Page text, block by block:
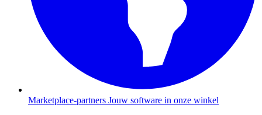
Marketplace-partners Jouw software in onze winkel